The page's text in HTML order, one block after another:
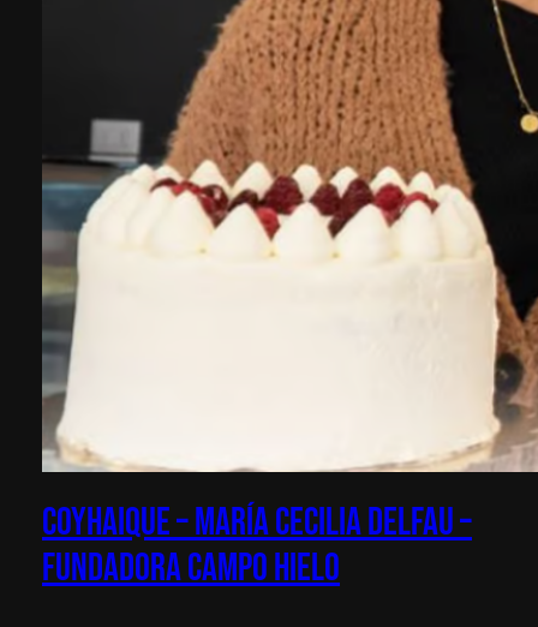
Coyhaique – María Cecilia Delfau –
Fundadora Campo Hielo